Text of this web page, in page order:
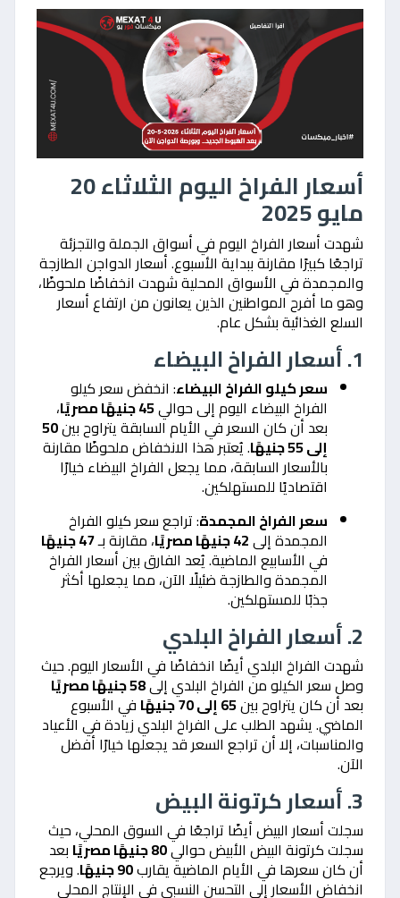
أسعار الفراخ اليوم الثلاثاء 20
مايو 2025
شهدت أسعار الفراخ اليوم في أسواق الجملة والتجزئة
تراجعًا كبيرًا مقارنة ببداية الأسبوع. أسعار الدواجن الطازجة
والمجمدة في الأسواق المحلية شهدت انخفاضًا ملحوظًا،
وهو ما أفرح المواطنين الذين يعانون من ارتفاع أسعار
السلع الغذائية بشكل عام.
1. أسعار الفراخ البيضاء
سعر كيلو الفراخ البيضاء: انخفض سعر كيلو
الفراخ البيضاء اليوم إلى حوالي45 جنيهًا مصريًا ،
بعد أن كان السعر في الأيام السابقة يتراوح بين50
إلى 55 جنيهًا . يُعتبر هذا الانخفاض ملحوظًا مقارنة
بالأسعار السابقة، مما يجعل الفراخ البيضاء خيارًا
اقتصاديًا للمستهلكين.
سعر الفراخ المجمدة: تراجع سعر كيلو الفراخ
المجمدة إلى42 جنيهًا مصريًا ، مقارنة بـ47 جنيهًا
في الأسابيع الماضية. يُعد الفارق بين أسعار الفراخ
المجمدة والطازجة ضئيلًا الآن، مما يجعلها أكثر
جذبًا للمستهلكين.
2. أسعار الفراخ البلدي
شهدت الفراخ البلدي أيضًا انخفاضًا في الأسعار اليوم. حيث
وصل سعر الكيلو من الفراخ البلدي إلى58 جنيهًا مصريًا
بعد أن كان يتراوح بين65 إلى 70 جنيهًا في الأسبوع
الماضي. يشهد الطلب على الفراخ البلدي زيادة في الأعياد
والمناسبات، إلا أن تراجع السعر قد يجعلها خيارًا أفضل
الآن.
3. أسعار كرتونة البيض
سجلت أسعار البيض أيضًا تراجعًا في السوق المحلي، حيث
سجلت كرتونة البيض الأبيض حوالي80 جنيهًا مصريًا بعد
أن كان سعرها في الأيام الماضية يقارب90 جنيهًا . ويرجع
انخفاض الأسعار إلى التحسن النسبي في الإنتاج المحلي